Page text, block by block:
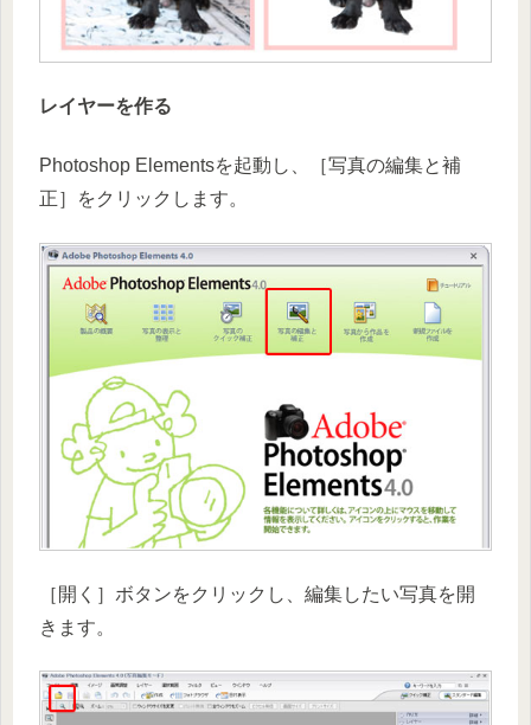
レイヤーを作る
Photoshop Elementsを起動し、［写真の編集と補
正］をクリックします。
［開く］ボタンをクリックし、編集したい写真を開
きます。